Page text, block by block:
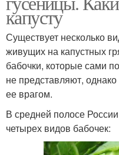
капусту
Существует несколько
живущих на капустных
бабочки, которые сами
не представляют,
ее врагом.
В средней полосе
четырех видов бабочек: